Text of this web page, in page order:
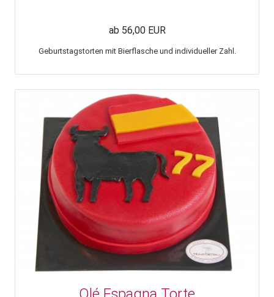
ab 56,00 EUR
Geburtstagstorten mit Bierflasche und individueller Zahl.